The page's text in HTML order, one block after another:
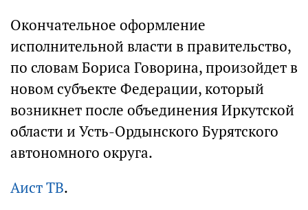
Окончательное оформление
исполнительной власти в правительство,
по словам Бориса Говорина, произойдет в
новом субъекте Федерации, который
возникнет после объединения Иркутской
области и Усть-Ордынского Бурятского
автономного округа.
Аист ТВ.